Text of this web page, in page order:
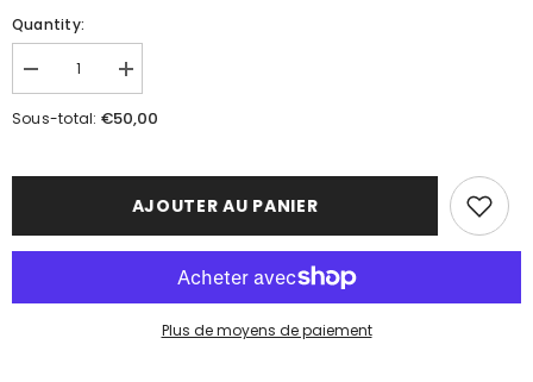
Quantity:
Réduire
la
quantité
Augmenter
la
quantité
de
Sous-total: €50,00
AJOUTER AU PANIER
Plus de moyens de paiement